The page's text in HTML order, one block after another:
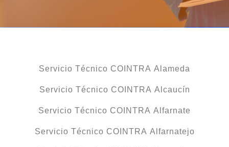
Servicio Técnico COINTRA Alameda
Servicio Técnico COINTRA Alcaucín
Servicio Técnico COINTRA Alfarnate
Servicio Técnico COINTRA Alfarnatejo